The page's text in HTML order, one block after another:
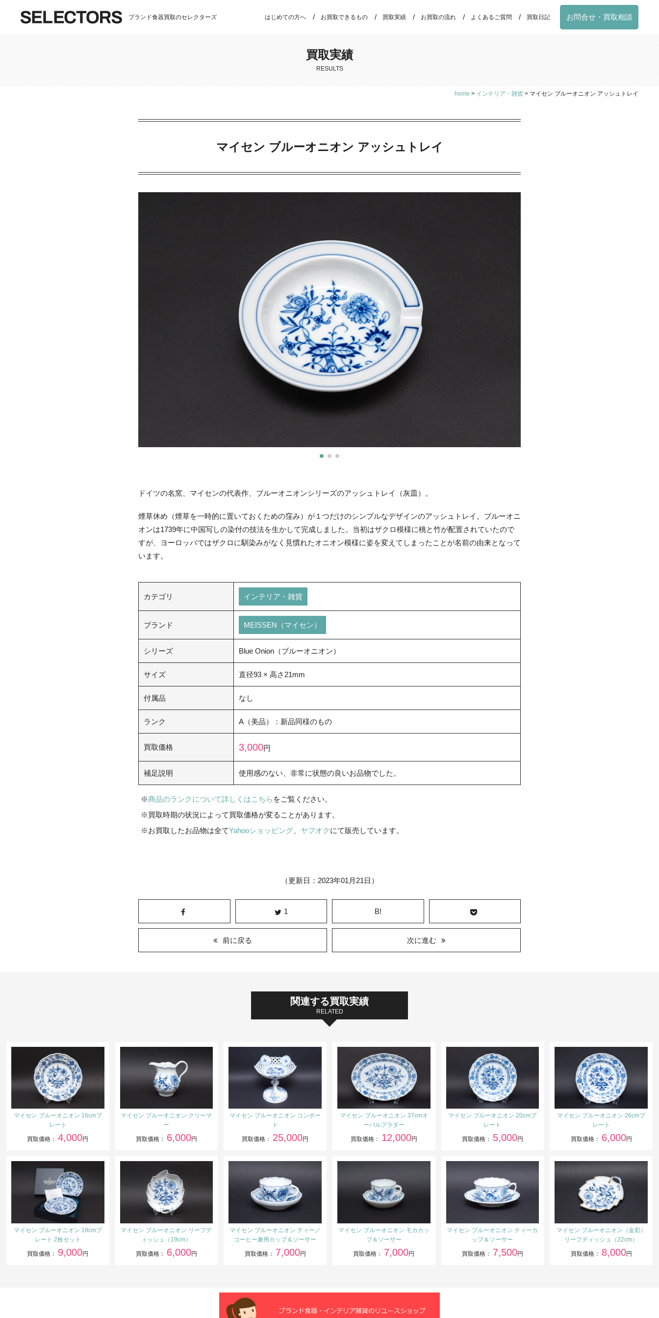
ブランド食器買取のセレクターズ はじめての方へ お買取できるもの 買取実績 お買取の流れ よくあるご質問 買取日記 お問合せ・買取相談
買取実績
RESULTS
home > インテリア・雑貨 > マイセン ブルーオニオン アッシュトレイ
マイセン ブルーオニオン アッシュトレイ
ドイツの名窯、マイセンの代表作、ブルーオニオンシリーズのアッシュトレイ（灰皿）。
煙草休め（煙草を一時的に置いておくための窪み）が１つだけのシンプルなデザインのアッシュトレイ。ブルーオニ
オンは1739年に中国写しの染付の技法を生かして完成しました。当初はザクロ模様に桃と竹が配置されていたので
すが、ヨーロッパではザクロに馴染みがなく見慣れたオニオン模様に姿を変えてしまったことが名前の由来となって
います。
カテゴリ インテリア・雑貨
ブランド MEISSEN（マイセン）
シリーズ Blue Onion（ブルーオニオン）
サイズ 直径93 × 高さ21mm
付属品 なし
ランク A（美品）：新品同様のもの
買取価格 3,000円
補足説明 使用感のない、非常に状態の良いお品物でした。
商品のランクについて詳しくはこちら をご覧ください。
買取時期の状況によって買取価格が変ることがあります。
お買取したお品物は全てYahooショッピング ヤフオクにて販売しています。
（更新日：2023年01月21日）
1 B!
前に戻る 次に進む
関連する買取実績
RELATED
マイセン ブルーオニオン 16cmプ
レート
買取価格：4,000円
マイセン ブルーオニオン クリーマ
ー
買取価格： 6,000円
マイセン ブルーオニオン コンポー
ト
買取価格： 25,000円
マイセン ブルーオニオン 37cmオ
ーバルプラター
買取価格： 12,000円
マイセン ブルーオニオン 20cmプ
レート
買取価格： 5,000円
マイセン ブルーオニオン 26cmプ
レート
買取価格： 6,000円
マイセン ブルーオニオン 18cmプ
レート 2枚セット
買取価格： 9,000円
マイセン ブルーオニオン リーフデ
ィッシュ（19cm）
買取価格： 6,000円
マイセン ブルーオニオン ティー／
コーヒー兼用カップ＆ソーサー
買取価格： 7,000円
マイセン ブルーオニオン モカカッ
プ＆ソーサー
買取価格： 7,000円
マイセン ブルーオニオン ティーカ
ップ＆ソーサー
買取価格： 7,500円
マイセン ブルーオニオン（金彩）
リーフディッシュ（22cm）
買取価格： 8,000円